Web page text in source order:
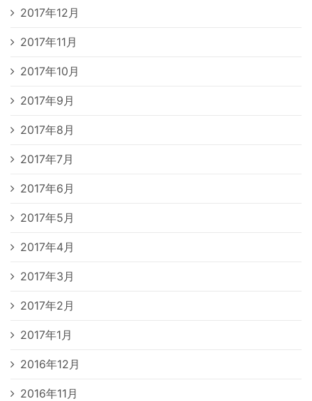
2017年12月
2017年11月
2017年10月
2017年9月
2017年8月
2017年7月
2017年6月
2017年5月
2017年4月
2017年3月
2017年2月
2017年1月
2016年12月
2016年11月